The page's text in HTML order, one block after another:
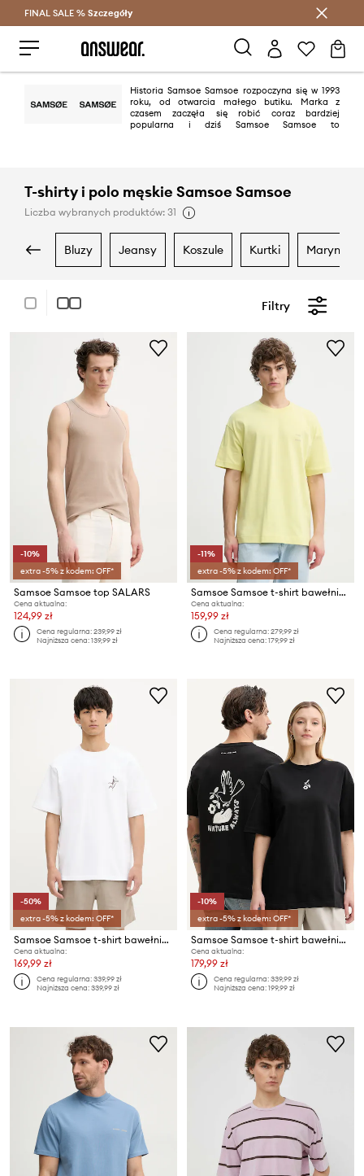
Oszczędzaj z Answear Club >
FINAL SALE % Szczegóły
Historia Samsoe Samsoe rozpoczyna się w 1993
roku, od otwarcia małego butiku. Marka z
czasem zaczęła się robić coraz bardziej
popularna i dziś Samsoe Samsoe to
T-shirty i polo męskie Samsoe Samsoe
Liczba wybranych produktów: 31
bluzy jeansy koszule kurtki
Filtry
-10%
extra -5% z kodem: OFF*
Samsoe Samsoe top SALARS
Cena aktualna:
124,99 zł
Cena regularna:239,99 zł
Najniższa cena:139,99 zł
-11%
extra -5% z kodem: OFF*
Samsoe Samsoe t-shirt bawełniany JOEL
Cena aktualna:
159,99 zł
Cena regularna:279,99 zł
Najniższa cena:179,99 zł
-50%
extra -5% z kodem: OFF*
Samsoe Samsoe t-shirt bawełniany SALILIUM
Cena aktualna:
169,99 zł
Cena regularna:339,99 zł
Najniższa cena:339,99 zł
-10%
extra -5% z kodem: OFF*
Samsoe Samsoe t-shirt bawełniany SANATURE
Cena aktualna:
179,99 zł
Cena regularna:339,99 zł
Najniższa cena:199,99 zł